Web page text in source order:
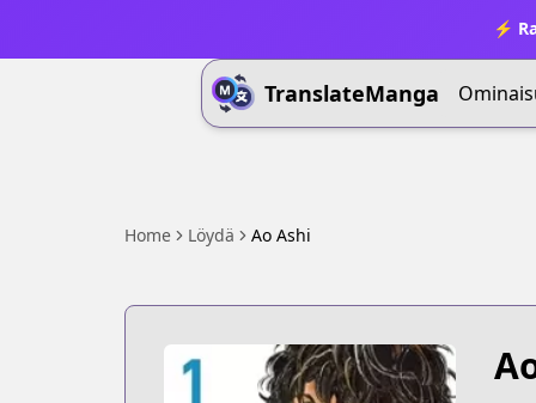
⚡
TranslateManga
Home Löydä Ao Ashi